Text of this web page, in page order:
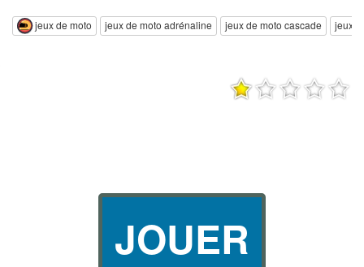
jeux de moto jeux de moto adrénaline jeux de moto cascade jeux
JOUER